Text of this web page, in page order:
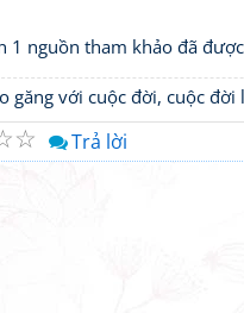
1 nguồn tham khảo đã
găng với cuộc đời, cuộc
☆ Trả lời